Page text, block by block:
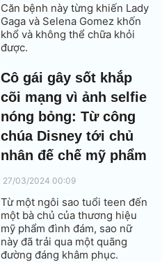
Căn bệnh này từng khiến Lady
Gaga và Selena Gomez khốn
khổ và không thể chữa khỏi
được.
Cô gái gây sốt khắp
cõi mạng vì ảnh selfie
nóng bỏng: Từ công
chúa Disney tới chủ
nhân đế chế mỹ phẩm
27/03/2024 00:09
Từ một ngôi sao tuổi teen đến
một bà chủ của thương hiệu
mỹ phẩm đình đám, sao nữ
này đã trải qua một quãng
đường đáng khâm phục.